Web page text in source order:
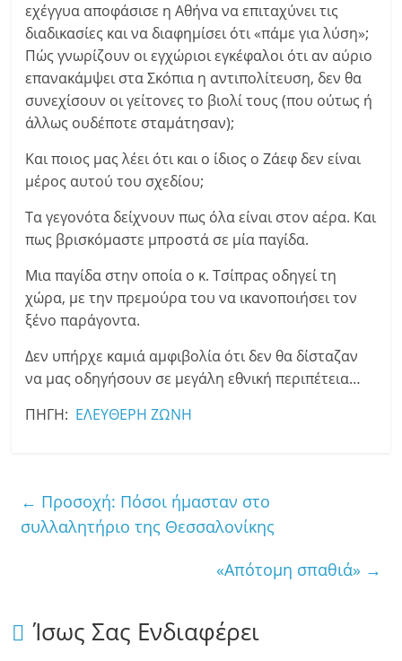
εχέγγυα αποφάσισε η Αθήνα να επιταχύνει τις
διαδικασίες και να διαφημίσει ότι «πάμε για λύση»;
Πώς γνωρίζουν οι εγχώριοι εγκέφαλοι ότι αν αύριο
επανακάμψει στα Σκόπια η αντιπολίτευση, δεν θα
συνεχίσουν οι γείτονες το βιολί τους (που ούτως ή
άλλως ουδέποτε σταμάτησαν);
Και ποιος μας λέει ότι και ο ίδιος ο Ζάεφ δεν είναι
μέρος αυτού του σχεδίου;
Τα γεγονότα δείχνουν πως όλα είναι στον αέρα. Και
πως βρισκόμαστε μπροστά σε μία παγίδα.
Μια παγίδα στην οποία ο κ. Τσίπρας οδηγεί τη
χώρα, με την πρεμούρα του να ικανοποιήσει τον
ξένο παράγοντα.
Δεν υπήρχε καμιά αμφιβολία ότι δεν θα δίσταζαν
να μας οδηγήσουν σε μεγάλη εθνική περιπέτεια…
ΠΗΓΗ: ΕΛΕΥΘΕΡΗ ΖΩΝΗ
← Προσοχή: Πόσοι ήμασταν στο
συλλαλητήριο της Θεσσαλονίκης
«Απότομη σπαθιά» →
Ίσως Σας Ενδιαφέρει